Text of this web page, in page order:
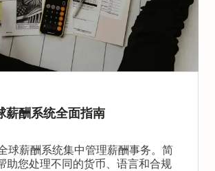
薪酬系统全面指南
助您处理不同的货币、语言和合规